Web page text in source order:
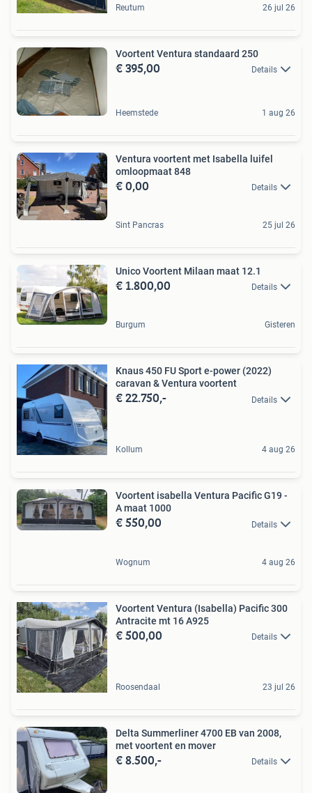
Reutum 26 jul 26
Voortent Ventura standaard 250
€ 395,00 Details
Heemstede 1 aug 26
Ventura voortent met Isabella luifel
omloopmaat 848
€ 0,00 Details
Sint Pancras 25 jul 26
Unico Voortent Milaan maat 12.1
€ 1.800,00 Details
Burgum Gisteren
Knaus 450 FU Sport e-power (2022)
caravan & Ventura voortent
€ 22.750,- Details
Kollum 4 aug 26
Voortent isabella Ventura Pacific G19 -
A maat 1000
€ 550,00 Details
Wognum 4 aug 26
Voortent Ventura (Isabella) Pacific 300
Antracite mt 16 A925
€ 500,00 Details
Roosendaal 23 jul 26
Delta Summerliner 4700 EB van 2008,
met voortent en mover
€ 8.500,- Details